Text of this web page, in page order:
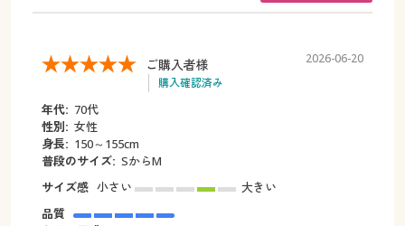
ご購入者様
購入確認済み
2026-06-20
年代: 70代
性別: 女性
身長: 150～155cm
普段のサイズ: SからM
サイズ感 小さい
大きい
品質